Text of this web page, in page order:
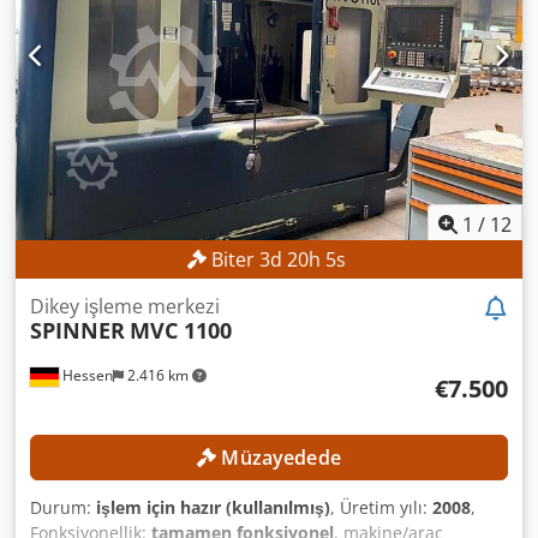
devri: 12.000 devir/dakika Kontrollü B ekseni: -15° ile +90°
arasında Takım tutucu: SK 40 Dsdpfjzpw Iuox Adisck Takım
magazini yuva sayısı: 32 MAKİNE ÖZELLİKLERİ Kontrol
ünitesi: Heidenhain iTNC 530 Mil çalışma saati: 50.033 saat
EKİPMAN Soğutma sıvısı sistemi
1 / 12
Biter3d 20h 2s
Hessen 2.416 km
Dikey işleme merkezi
SPINNER MVC 1100
€7.500
Müzayedede
Durum: işlem için hazır (kullanılmış), Üretim yılı: 2008,
Fonksiyonellik: tamamen fonksiyonel, makine/araç